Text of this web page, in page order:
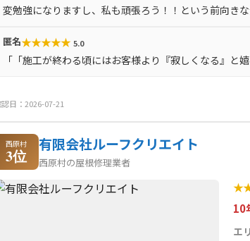
変勉強になりますし、私も頑張ろう！！という前向きな
匿名★★★★★ 5.0
「「施工が終わる頃にはお客様より『寂しくなる』と
日：2026-07-21
西原村
3位
有限会社ルーフクリエイト
西原村の屋根修理業者
★
10
エ